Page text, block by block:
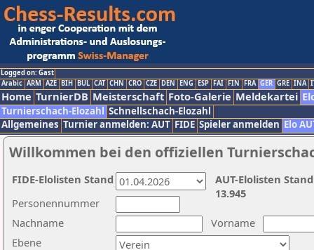
Logged on: Gast
Arabic ARM AZE BIH BUL CAT CHN CRO CZE DEN ENG ESP FAI FIN FRA GER GRE INA
Home TurnierDB Meisterschaft Foto-Galerie Meldekartei
Turnierschach-Elozahl Schnellschach-Elozahl
Allgemeines Turnier anmelden: AUT FIDE Spieler anmelden Elo
Willkommen bei den offiziellen
Nachname
Vorname
Ebene
Personennummer
AUT-Elolisten
13.945
FIDE-Elolisten Stand